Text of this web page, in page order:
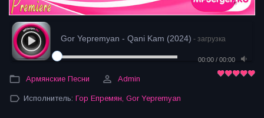
Gor Yepremyan - Qani Kam (2024) - загрузка
00:00 / 00:00
Армянские Песни Admin
Исполнитель: Гор Епремян Gor Yepremyan